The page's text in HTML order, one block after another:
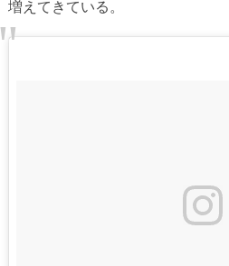
増えてきている。